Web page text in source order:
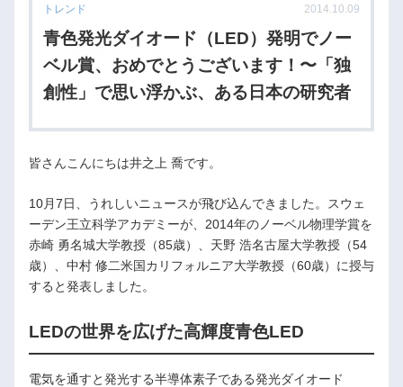
アカデミック活動
井之上PRグループ
トレンド 2014.10.09
青色発光ダイオード（LED）発明でノー
ベル賞、おめでとうございます！〜「独
創性」で思い浮かぶ、ある日本の研究者
皆さんこんにちは井之上 喬です。
10月7日、うれしいニュースが飛び込んできました。スウェ
ーデン王立科学アカデミーが、2014年のノーベル物理学賞を
赤崎 勇名城大学教授（85歳）、天野 浩名古屋大学教授（54
歳）、中村 修二米国カリフォルニア大学教授（60歳）に授与
すると発表しました。
LEDの世界を広げた高輝度青色LED
電気を通すと発光する半導体素子である発光ダイオード